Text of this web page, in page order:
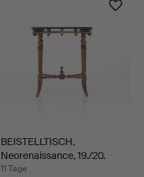
BEISTELLTISCH,
Neorenaissance, 19./20.
Jah…
11 Tage